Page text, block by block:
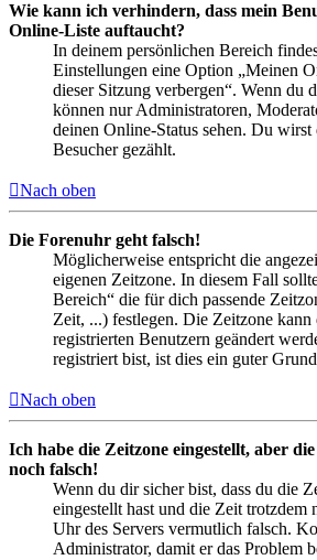
Wie kann ich verhindern, dass mein
Online-Liste auftaucht?
In deinem persönlichen Bereich
Einstellungen eine Option „Meinen
dieser Sitzung verbergen“. Wenn du
können nur Administratoren,
deinen Online-Status sehen. Du wirst
Besucher gezählt.
Nach oben
Die Forenuhr geht falsch!
Möglicherweise entspricht die
eigenen Zeitzone. In diesem Fall
Bereich“ die für dich passende
Zeit, ...) festlegen. Die Zeitzone kann
registrierten Benutzern geändert
registriert bist, ist dies ein guter
Nach oben
Ich habe die Zeitzone eingestellt, aber
noch falsch!
Wenn du dir sicher bist, dass du die
eingestellt hast und die Zeit trotzdem
Uhr des Servers vermutlich falsch.
Administrator, damit er das Problem